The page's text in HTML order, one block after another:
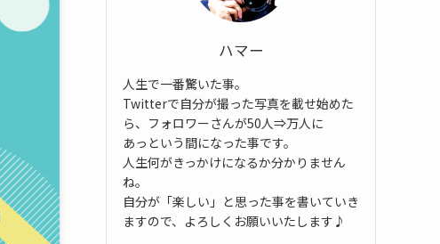
ハマー
人生で一番驚いた事。
Twitterで自分が撮った写真を載せ始めた
ら、フォロワーさんが50人⇒万人に
あっという間になった事です。
人生何がきっかけになるか分かりません
ね。
自分が「楽しい」と思った事を書いていき
ますので、よろしくお願いいたします♪